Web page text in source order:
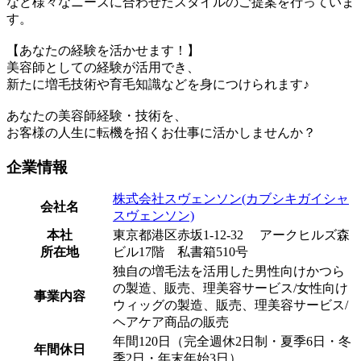
す。
【あなたの経験を活かせます！】
美容師としての経験が活用でき、
新たに増毛技術や育毛知識などを身につけられます♪
あなたの美容師経験・技術を、
お客様の人生に転機を招くお仕事に活かしませんか？
企業情報
会社名
株式会社スヴェンソン(カブシキガイシャ
スヴェンソン)
本社
所在地
東京都港区赤坂1-12-32 アークヒルズ森
ビル17階 私書箱510号
事業内容
独自の増毛法を活用した男性向けかつら
の製造、販売、理美容サービス/女性向け
ウィッグの製造、販売、理美容サービス/
ヘアケア商品の販売
年間休日
年間120日（完全週休2日制・夏季6日・冬
季2日・年末年始3日）